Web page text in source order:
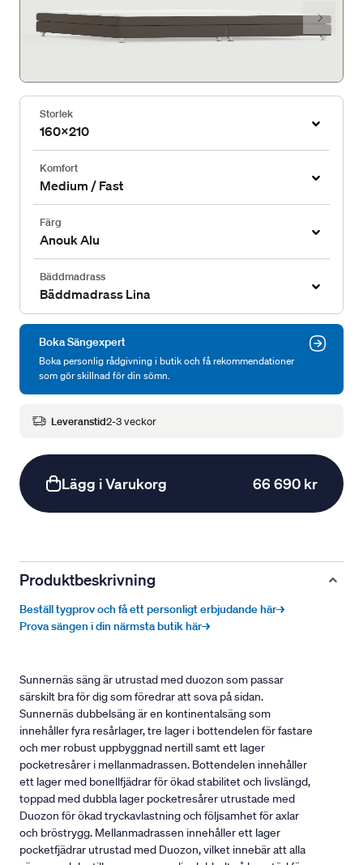
Storlek
160x210
Komfort
Medium / Fast
Färg
Anouk Alu
Bäddmadrass
Bäddmadrass Lina
Boka Sängexpert
Boka personlig rådgivning i butik och få rekommendationer
som gör skillnad för din sömn.
Leveranstid2-3 veckor
Lägg i Varukorg 66 690 kr
Produktbeskrivning
Beställ tygprov och få ett personligt erbjudande här→
Prova sängen i din närmsta butik här→
Sunnernäs säng är utrustad med duozon som passar
särskilt bra för dig som föredrar att sova på sidan.
Sunnernäs dubbelsäng är en kontinentalsäng som
innehåller fyra resårlager, tre lager i bottendelen för fastare
och mer robust uppbyggnad nertill samt ett lager
pocketresårer i mellanmadrassen. Bottendelen innehåller
ett lager med bonellfjädrar för ökad stabilitet och livslängd,
toppad med dubbla lager pocketresårer utrustade med
Duozon för ökad tryckavlastning och följsamhet för axlar
och bröstrygg. Mellanmadrassen innehåller ett lager
pocketfjädrar utrustad med Duozon, vilket innebär att alla